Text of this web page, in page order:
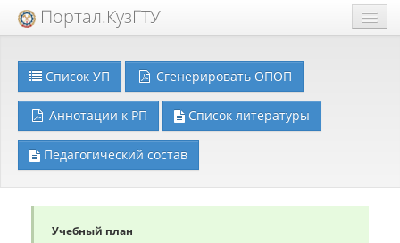
Портал.КузГТУ
Extra
Образовательный процесс
Список УП Сгенерировать ОПОП
Аннотации к РП Список литературы
Педагогический состав
Учебный план